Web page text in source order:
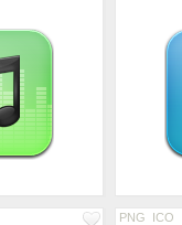
PNG ICO